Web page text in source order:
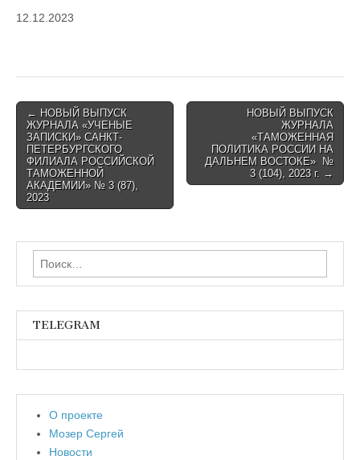
12.12.2023
Post
navigation
← НОВЫЙ ВЫПУСК
ЖУРНАЛА «УЧЕНЫЕ
ЗАПИСКИ» САНКТ-
ПЕТЕРБУРГСКОГО
ФИЛИАЛА РОССИЙСКОЙ
ТАМОЖЕННОЙ
АКАДЕМИИ» № 3 (87),
2023
НОВЫЙ ВЫПУСК
ЖУРНАЛА
«ТАМОЖЕННАЯ
ПОЛИТИКА РОССИИ НА
ДАЛЬНЕМ ВОСТОКЕ» №
3 (104), 2023 г. →
Найти:
TELEGRAM
О проекте
Мозер Сергей
Новости